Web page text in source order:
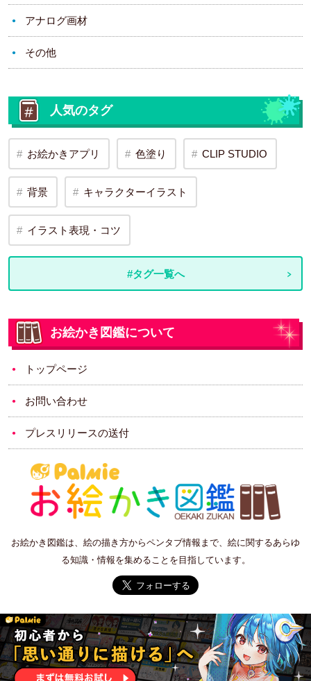
アナログ画材
その他
人気のタグ
お絵かきアプリ 色塗り CLIP STUDIO
背景 キャラクターイラスト
イラスト表現・コツ
#タグ一覧へ
お絵かき図鑑について
トップページ
お問い合わせ
プレスリリースの送付
お絵かき図鑑は、絵の描き方からペンタブ情報まで、絵に関するあらゆ
る知識・情報を集めることを目指しています。